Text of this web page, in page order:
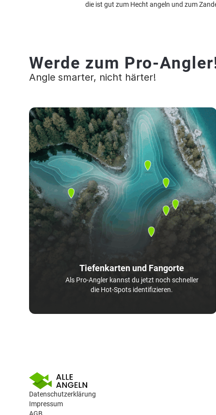
die ist gut zum Hecht angeln und zum
Werde zum Pro-
Angle smarter, nicht härter!
Tiefenkarten und Fangorte
Als Pro-Angler kannst du jetzt noch schneller
die Hot-Spots identifizieren.
Datenschutzerklärung
Impressum